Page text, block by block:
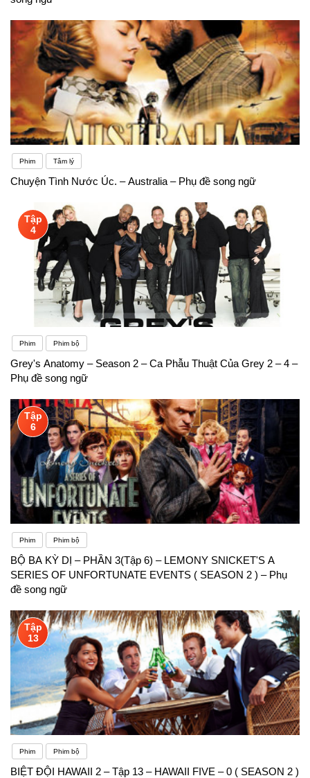
Phim Tâm lý
Chuyện Tình Nước Úc. – Australia – Phụ đề song ngữ
Tập
4
Phim Phim bộ
Grey's Anatomy – Season 2 – Ca Phẫu Thuật Của Grey 2 – 4 –
Phụ đề song ngữ
Tập
6
Phim Phim bộ
BỘ BA KỲ DỊ – PHẦN 3(Tập 6) – LEMONY SNICKET'S A
SERIES OF UNFORTUNATE EVENTS ( SEASON 2 ) – Phụ
đề song ngữ
Tập
13
Phim Phim bộ
BIỆT ĐỘI HAWAII 2 – Tập 13 – HAWAII FIVE – 0 ( SEASON 2 )